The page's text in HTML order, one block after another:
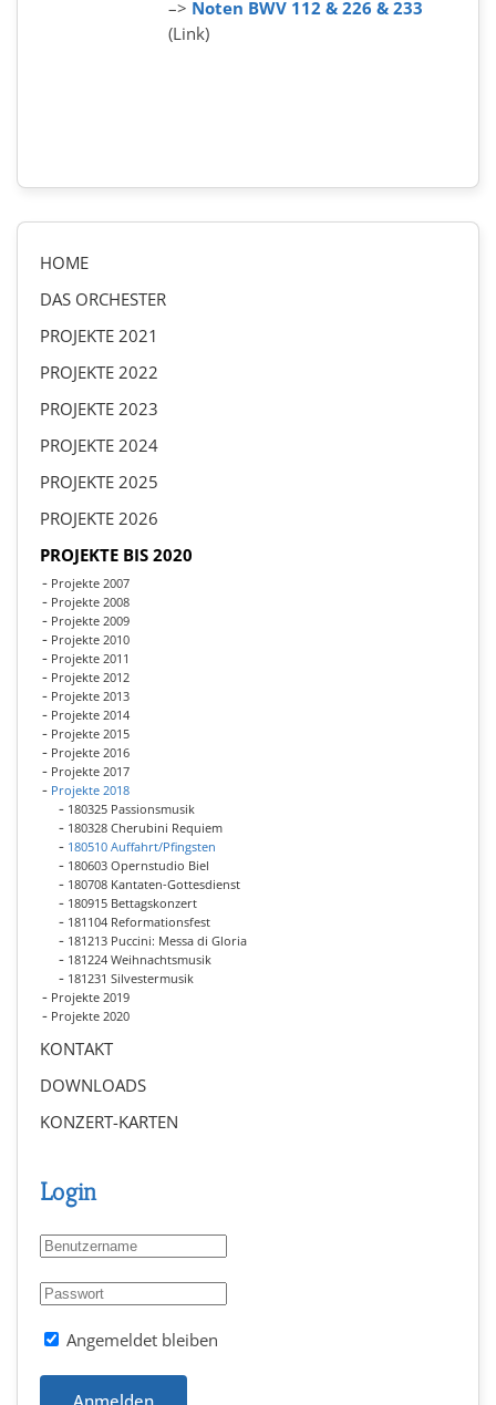
–> Noten BWV 112 & 226 & 233
(Link)
HOME
DAS ORCHESTER
PROJEKTE 2021
PROJEKTE 2022
PROJEKTE 2023
PROJEKTE 2024
PROJEKTE 2025
PROJEKTE 2026
PROJEKTE BIS 2020
Projekte 2007
Projekte 2008
Projekte 2009
Projekte 2010
Projekte 2011
Projekte 2012
Projekte 2013
Projekte 2014
Projekte 2015
Projekte 2016
Projekte 2017
Projekte 2018
180325 Passionsmusik
180328 Cherubini Requiem
180510 Auffahrt/Pfingsten
180603 Opernstudio Biel
180708 Kantaten-Gottesdienst
180915 Bettagskonzert
181104 Reformationsfest
181213 Puccini: Messa di Gloria
181224 Weihnachtsmusik
181231 Silvestermusik
Projekte 2019
Projekte 2020
KONTAKT
DOWNLOADS
KONZERT-KARTEN
Login
Angemeldet bleiben
Anmelden